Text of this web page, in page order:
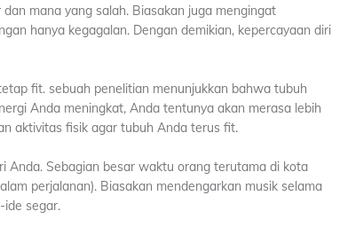
mana yang salah. Biasakan juga mengingat
hanya kegagalan. Dengan demikian, kepercayaan diri
fit. sebuah penelitian menunjukkan bahwa tubuh
Anda meningkat, Anda tentunya akan merasa lebih
aktivitas fisik agar tubuh Anda terus fit.
Anda. Sebagian besar waktu orang terutama di kota
perjalanan). Biasakan mendengarkan musik selama
ide segar.